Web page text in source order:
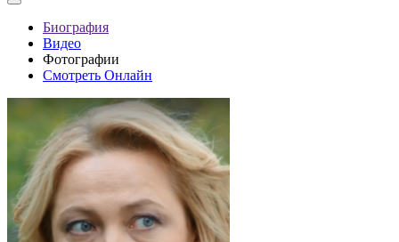
Биография
Видео
Фотографии
Смотреть Онлайн